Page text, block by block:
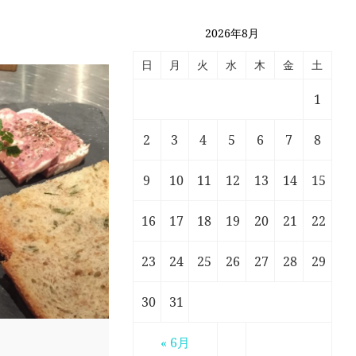
2026年8月
日 月 火 水 木 金 土
« 6月
1
2 3 4 5 6 7 8
9 10 11 12 13 14 15
16 17 18 19 20 21 22
23 24 25 26 27 28 29
30 31